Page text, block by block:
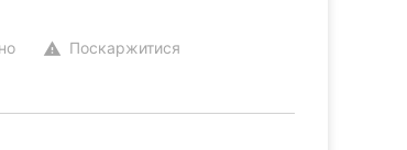
warning Поскаржитися